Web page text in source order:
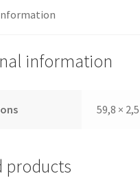
information
59,8 ×
products